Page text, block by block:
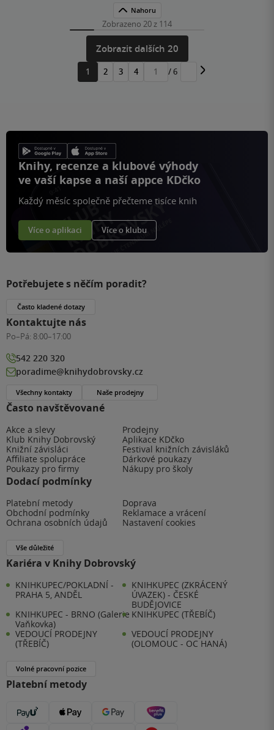
Nahoru
Zobrazeno 20 z 114
Zobrazit dalších 20
1 2 3 4
Přejít
/ 6
Knihy, recenze a klubové výhody
ve vaší kapse a naší appce KDčko
Každý měsíc společně přečteme tisíce knih
Více o aplikaci Více o klubu
Často navštěvované
Akce a slevy
Prodejny
Klub Knihy Dobrovský
Aplikace KDčko
Knižní závisláci
Festival knižních závisláků
Affiliate spolupráce
Dárkové poukazy
Poukazy pro firmy
Nákupy pro školy
Dodací podmínky
Platební metody
Doprava
Obchodní podmínky
Reklamace a vrácení
Ochrana osobních údajů
Nastavení cookies
Vše důležité
Kariéra v Knihy Dobrovský
KNIHKUPEC/POKLADNÍ -
PRAHA 5, ANDĚL
KNIHKUPEC (ZKRÁCENÝ
ÚVAZEK) - ČESKÉ
BUDĚJOVICE
KNIHKUPEC - BRNO (Galerie
Vaňkovka)
KNIHKUPEC (TŘEBÍČ)
VEDOUCÍ PRODEJNY
(TŘEBÍČ)
VEDOUCÍ PRODEJNY
(OLOMOUC - OC HANÁ)
Volné pracovní pozice
Platební metody
Potřebujete s něčím poradit?
Často kladené dotazy
Kontaktujte nás
Po–Pá: 8:00–17:00
542 220 320
poradime@knihydobrovsky.cz
Všechny kontakty Naše prodejny